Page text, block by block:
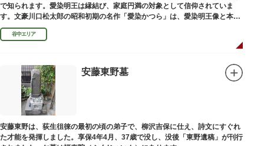
で知られます。愛染明王は縁結び、家庭円満の対象として信仰されていま
す。文豪川口松太郎の昭和初期の名作「愛染かつら」は、愛染明王像と本堂
前にあった桂の古木にヒントを得た作品だといわれます。
谷中エリア
安藤東野墓
安藤東野は、荻生徂徠の最初の頃の弟子で、柳沢吉保に仕え、詩文にすぐれ
た才能を発揮しました。享保4年4月、37歳で没し、没後「東野遺稿」が刊行